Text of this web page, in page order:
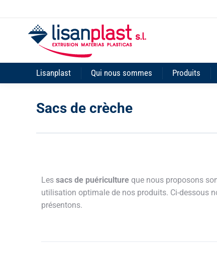
Lisanplast Qui nous sommes Produits
Sacs de crèche
Les sacs de puériculture que nous proposons
utilisation optimale de nos produits. Ci-dessous
présentons.